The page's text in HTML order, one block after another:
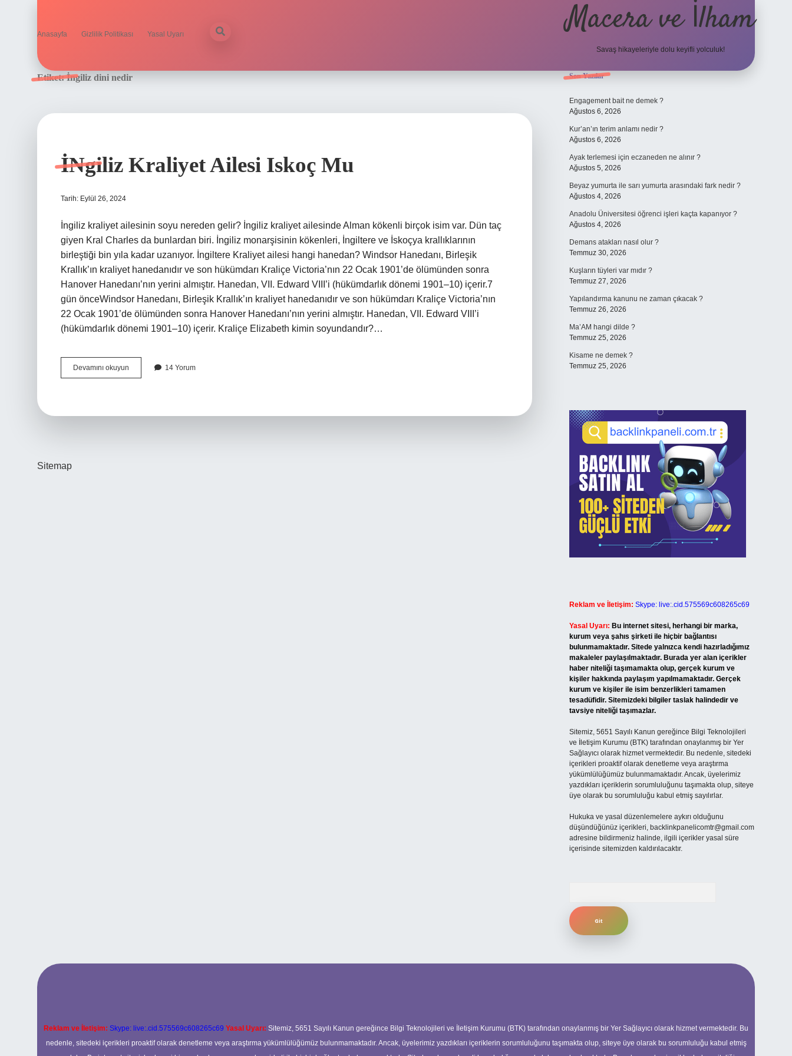
Anasayfa Gizlilik Politikası Yasal Uyarı Macera ve İlham
Savaş hikayeleriyle dolu keyifli yolculuk!
Etiket:İngiliz dini nedir
İNgiliz Kraliyet Ailesi Iskoç Mu
Tarih: Eylül 26, 2024
İngiliz kraliyet ailesinin soyu nereden gelir? İngiliz kraliyet ailesinde Alman kökenli birçok isim var. Dün taç
giyen Kral Charles da bunlardan biri. İngiliz monarşisinin kökenleri, İngiltere ve İskoçya krallıklarının
birleştiği bin yıla kadar uzanıyor. İngiltere Kraliyet ailesi hangi hanedan? Windsor Hanedanı, Birleşik
Krallık’ın kraliyet hanedanıdır ve son hükümdarı Kraliçe Victoria’nın 22 Ocak 1901’de ölümünden sonra
Hanover Hanedanı’nın yerini almıştır. Hanedan, VII. Edward VIII’i (hükümdarlık dönemi 1901–10) içerir.7
gün önceWindsor Hanedanı, Birleşik Krallık’ın kraliyet hanedanıdır ve son hükümdarı Kraliçe Victoria’nın
22 Ocak 1901’de ölümünden sonra Hanover Hanedanı’nın yerini almıştır. Hanedan, VII. Edward VIII’i
(hükümdarlık dönemi 1901–10) içerir. Kraliçe Elizabeth kimin soyundandır?…
Devamını okuyun
Kraliyet
14 Yorum
Sitemap
Sidebar
Son Yazılar
Engagement bait ne demek ?
Ağustos 6, 2026
Kur’an’ın terim anlamı nedir ?
Ağustos 6, 2026
Ayak terlemesi için eczaneden ne alınır ?
Ağustos 5, 2026
Beyaz yumurta ile sarı yumurta arasındaki fark nedir ?
Ağustos 4, 2026
Anadolu Üniversitesi öğrenci işleri kaçta kapanıyor ?
Ağustos 4, 2026
Demans atakları nasıl olur ?
Temmuz 30, 2026
Kuşların tüyleri var mıdır ?
Temmuz 27, 2026
Yapılandırma kanunu ne zaman çıkacak ?
Temmuz 26, 2026
Ma’AM hangi dilde ?
Temmuz 25, 2026
Kisame ne demek ?
Temmuz 25, 2026
Reklam ve İletişim: Skype: live:.cid.575569c608265c69
Yasal Uyarı: Bu internet sitesi, herhangi bir marka,
kurum veya şahıs şirketi ile hiçbir bağlantısı
bulunmamaktadır. Sitede yalnızca kendi hazırladığımız
makaleler paylaşılmaktadır. Burada yer alan içerikler
haber niteliği taşımamakta olup, gerçek kurum ve
kişiler hakkında paylaşım yapılmamaktadır. Gerçek
kurum ve kişiler ile isim benzerlikleri tamamen
tesadüfidir. Sitemizdeki bilgiler taslak halindedir ve
tavsiye niteliği taşımazlar.
Sitemiz, 5651 Sayılı Kanun gereğince Bilgi Teknolojileri
ve İletişim Kurumu (BTK) tarafından onaylanmış bir Yer
Sağlayıcı olarak hizmet vermektedir. Bu nedenle, sitedeki
içerikleri proaktif olarak denetleme veya araştırma
yükümlülüğümüz bulunmamaktadır. Ancak, üyelerimiz
yazdıkları içeriklerin sorumluluğunu taşımakta olup, siteye
üye olarak bu sorumluluğu kabul etmiş sayılırlar.
Hukuka ve yasal düzenlemelere aykırı olduğunu
düşündüğünüz içerikleri, backlinkpanelicomtr@gmail.com
adresine bildirmeniz halinde, ilgili içerikler yasal süre
içerisinde sitemizden kaldırılacaktır.
Reklam ve İletişim: Skype: live:.cid.575569c608265c69 Yasal Uyarı: Sitemiz, 5651 Sayılı Kanun gereğince Bilgi Teknolojileri ve İletişim Kurumu (BTK) tarafından onaylanmış bir Yer Sağlayıcı olarak hizmet vermektedir. Bu
nedenle, sitedeki içerikleri proaktif olarak denetleme veya araştırma yükümlülüğümüz bulunmamaktadır. Ancak, üyelerimiz yazdıkları içeriklerin sorumluluğunu taşımakta olup, siteye üye olarak bu sorumluluğu kabul etmiş